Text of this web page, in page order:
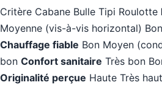
Critère Cabane Bulle Tipi Roulotte
Moyenne (vis-à-vis horizontal)
Chauffage fiable Bon Moyen
bon Confort sanitaire Très bon
Originalité perçue Haute Très